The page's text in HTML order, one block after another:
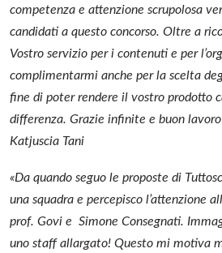
competenza e attenzione scrupolosa
candidati a questo concorso. Oltre a
Vostro servizio per i contenuti e per
complimentarmi anche per la scelta
fine di poter rendere il vostro prodotto
differenza. Grazie infinite e buon
Katjuscia Tani
«Da quando seguo le proposte di
una squadra e percepisco l’attenzione
prof. Govi e Simone Consegnati.
uno staff allargato! Questo mi motiva